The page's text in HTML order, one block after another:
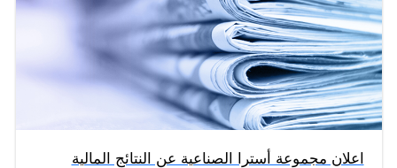
اعلان مجموعة أسترا الصناعية عن النتائج المالية